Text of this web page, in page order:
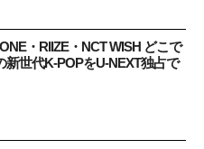
・RIIZE・NCT WISH どこで
新世代K-POPをU-NEXT独占で